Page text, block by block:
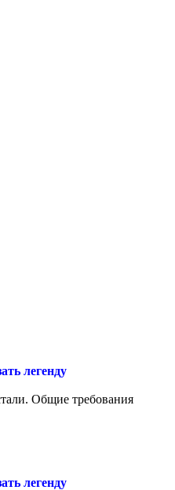
легенду
Общие требования
легенду